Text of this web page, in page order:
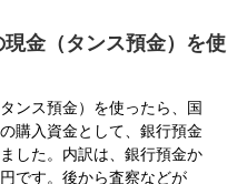
金（タンス預金）を使
ンス預金）を使ったら、国
購入資金として、銀行預金
した。内訳は、銀行預金か
です。後から査察などが